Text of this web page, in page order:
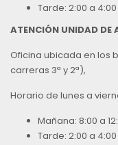
Tarde: 2:00 a
ATENCIÓN UNIDAD DE
Oficina ubicada en los
carreras 3ª y 2ª),
Horario de lunes a
Mañana: 8:00 a
Tarde: 2:00 a